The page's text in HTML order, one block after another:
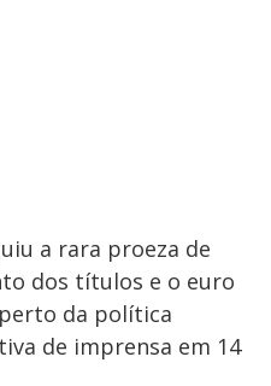
a rara proeza de
dos títulos e o euro
da política
de imprensa em 14